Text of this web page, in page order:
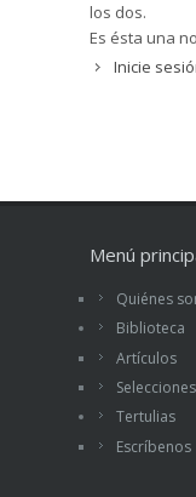
los dos.
Es ésta una
literatura de
Inicie
Menú
Quiénes
Biblioteca
Artículos
Tertulias
Escríbenos